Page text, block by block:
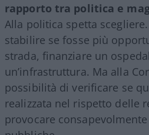
rapporto tra politica e
Alla politica spetta
stabilire se fosse più
strada, finanziare un
un’infrastruttura. Ma alla
possibilità di verificare se
realizzata nel rispetto delle
provocare